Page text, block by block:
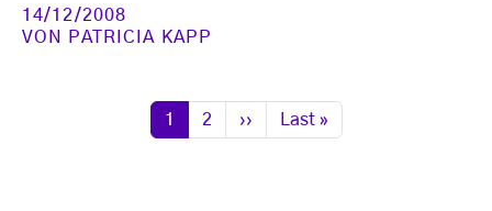
14/12/2008
VON
PATRICIA KAPP
Seitennummerierung
Seite
1 Seite
2 Nächste Seite
›› Letzte Seite
Last »